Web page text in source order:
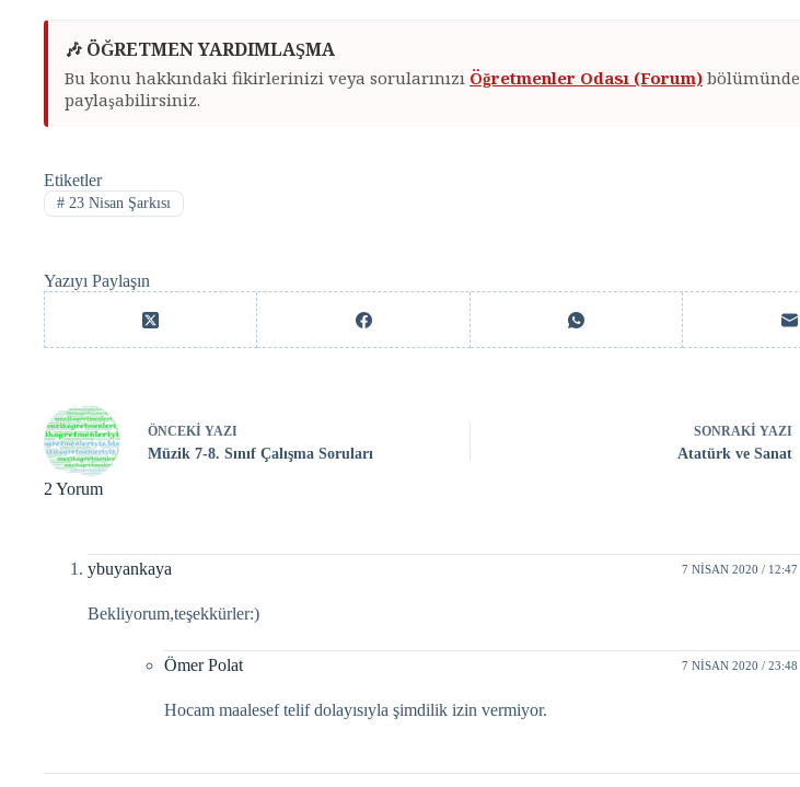
🎶 ÖĞRETMEN YARDIMLAŞMA
Bu konu hakkındaki fikirlerinizi veya sorularınızı Öğretmenler Odası (Forum) bölümünde
paylaşabilirsiniz.
Etiketler
#23 Nisan Şarkısı
Yazıyı Paylaşın
ÖNCEKI YAZI
Müzik 7-8. Sınıf Çalışma Soruları
SONRAKI YAZI
Atatürk ve Sanat
2 Yorum
ybuyankaya 7 NISAN 2020 / 12:47
Bekliyorum,teşekkürler:)
Ömer Polat 7 NISAN 2020 / 23:48
Hocam maalesef telif dolayısıyla şimdilik izin vermiyor.